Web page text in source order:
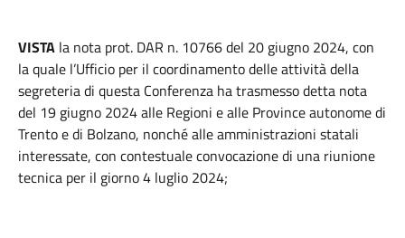
VISTA la nota prot. DAR n. 10766 del 20 giugno 2024, con
la quale l’Ufficio per il coordinamento delle attività della
segreteria di questa Conferenza ha trasmesso detta nota
del 19 giugno 2024 alle Regioni e alle Province autonome di
Trento e di Bolzano, nonché alle amministrazioni statali
interessate, con contestuale convocazione di una riunione
tecnica per il giorno 4 luglio 2024;